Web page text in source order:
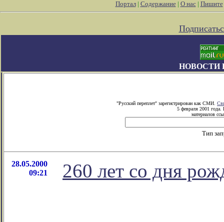
Портал| Содержание| О нас| Пишите
НОВОСТИ
"Русский переплет" зарегистрирован как СМИ.
5 февраля 2001 года.
материалов
Тип
28.05.2000
09:21
260 лет со дня